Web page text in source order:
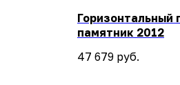
Горизонтальный
памятник 2012
47 679 руб.